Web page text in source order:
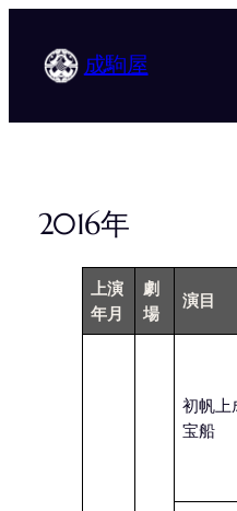
キ
成駒屋
2016年
上演
年月
劇
場
演目
初帆上
宝船